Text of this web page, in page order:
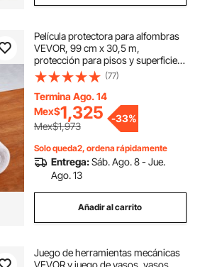
Película protectora para alfombras
VEVOR, 99 cm x 30,5 m,
protección para pisos y superficies,
fácil de cortar e instalación, rollo de
película protectora de tela de fibra
para tapetes de autos, ideal para
construcción y renovación, color
blanco.
(77)
Termina Ago. 14
Mex$1,325
Mex$1,973
-33%
Solo queda2, ordena rápidamente
Entrega:Sáb. Ago. 8 - Jue.
Ago. 13
Añadir al carrito
Juego de herramientas mecánicas
VEVOR y juego de vasos, vasos